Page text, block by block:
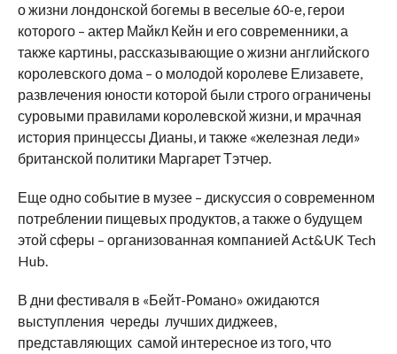
о жизни лондонской богемы в веселые 60-е, герои
которого – актер Майкл Кейн и его современники, а
также картины, рассказывающие о жизни английского
королевского дома – о молодой королеве Елизавете,
развлечения юности которой были строго ограничены
суровыми правилами королевской жизни, и мрачная
история принцессы Дианы, и также «железная леди»
британской политики Маргарет Тэтчер.
Еще одно событие в музее – дискуссия о современном
потреблении пищевых продуктов, а также о будущем
этой сферы – организованная компанией Act&UK Tech
Hub.
В дни фестиваля в «Бейт-Романо» ожидаются
выступления череды лучших диджеев,
представляющих самой интересное из того, что